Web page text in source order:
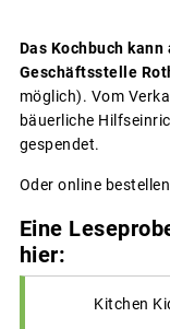
Das Kochbuch
Geschäftsstelle
möglich). Vom
bäuerliche
gespendet.
Oder online
Eine
hier:
Kitchen